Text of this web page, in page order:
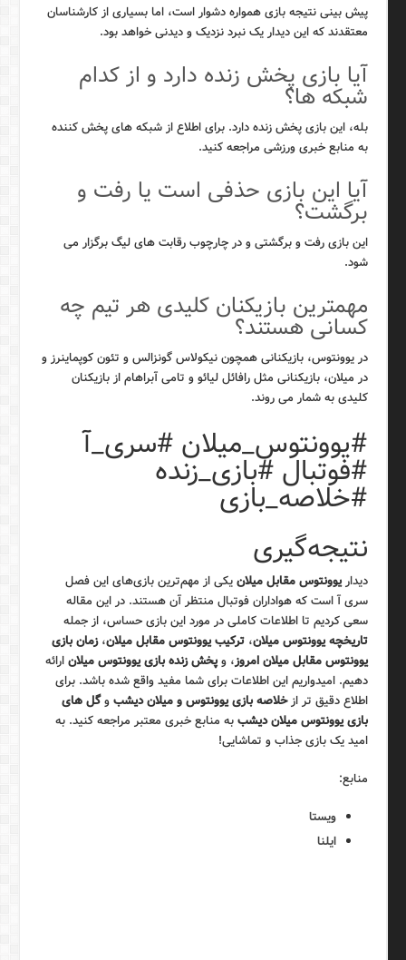
پیش بینی نتیجه بازی همواره دشوار است، اما بسیاری از کارشناسان
معتقدند که این دیدار یک نبرد نزدیک و دیدنی خواهد بود.
آیا بازی پخش زنده دارد و از کدام
شبکه ها؟
بله، این بازی پخش زنده دارد. برای اطلاع از شبکه های پخش کننده
به منابع خبری ورزشی مراجعه کنید.
آیا این بازی حذفی است یا رفت و
برگشت؟
این بازی رفت و برگشتی و در چارچوب رقابت های لیگ برگزار می
شود.
مهمترین بازیکنان کلیدی هر تیم چه
کسانی هستند؟
در یوونتوس، بازیکنانی همچون نیکولاس گونزالس و تئون کوپماینرز و
در میلان، بازیکنانی مثل رافائل لیائو و تامی آبراهام از بازیکنان
کلیدی به شمار می روند.
#یوونتوس_میلان #سری_آ
#فوتبال #بازی_زنده
#خلاصه_بازی
نتیجه‌گیری
دیداریوونتوس مقابل میلانیکی از مهم‌ترین بازی‌های این فصل
سری آ است که هواداران فوتبال منتظر آن هستند. در این مقاله
سعی کردیم تا اطلاعات کاملی در مورد این بازی حساس، از جمله
تاریخچه یوونتوس میلان،ترکیب یوونتوس مقابل میلان،زمان بازی
یوونتوس مقابل میلان امروز، وپخش زنده بازی یوونتوس میلانارائه
دهیم. امیدواریم این اطلاعات برای شما مفید واقع شده باشد. برای
اطلاع دقیق تر ازخلاصه بازی یوونتوس و میلان دیشبوگل های
بازی یوونتوس میلان دیشببه منابع خبری معتبر مراجعه کنید. به
امید یک بازی جذاب و تماشایی!
منابع:
ویستا
ایلنا